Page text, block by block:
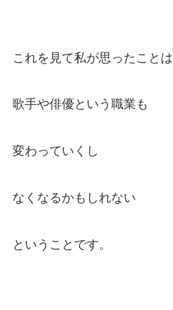
これを見て私が思ったことは
歌手や俳優という職業も
変わっていくし
なくなるかもしれない
ということです。